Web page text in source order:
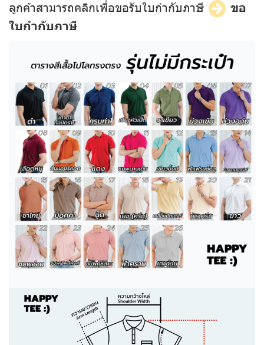
ลูกค้าสามารถคลิกเพื่อขอรับใบกำกับภาษี
ขอ
ใบกำกับภาษี